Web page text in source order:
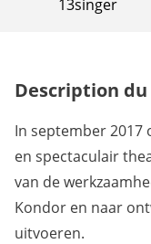
Description
In september 2017
en spectaculair
van de
Kondor en naar
uitvoeren.